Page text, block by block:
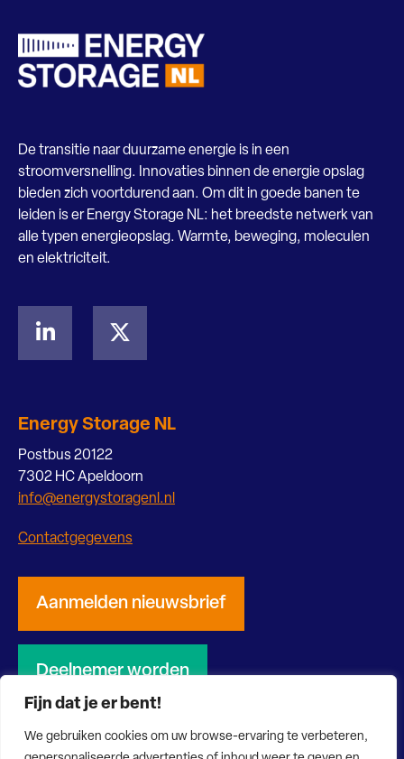
Fijn dat je er bent!
We gebruiken cookies om uw browse-ervaring te verbeteren,
De transitie naar duurzame energie is in een
stroomversnelling. Innovaties binnen de energie opslag
bieden zich voortdurend aan. Om dit in goede banen te
leiden is er Energy Storage NL: het breedste netwerk van
alle typen energieopslag. Warmte, beweging, moleculen
en elektriciteit.
Energy Storage NL
Postbus 20122
7302 HC Apeldoorn
info@energystoragenl.nl
Contactgegevens
Aanmelden nieuwsbrief
Deelnemer worden